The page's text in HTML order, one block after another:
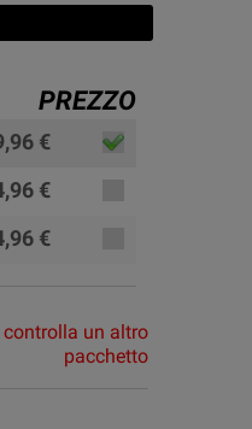
PREZZO
€
€
€
controlla un altro
pacchetto